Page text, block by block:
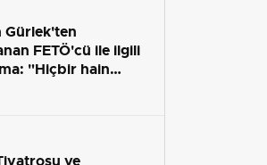
Gürlek'ten
FETÖ'cü ile ilgili
"Hiçbir hain